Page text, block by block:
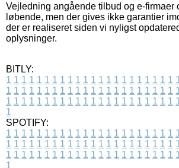
Vejledning angående tilbud og e-firmaer
løbende, men der gives ikke garantier
der er realiseret siden vi nyligst
oplysninger.
BITLY:
1 1 1 1 1 1 1 1 1 1 1 1 1 1 1 1 1 1 1 1 1 1
1 1 1 1 1 1 1 1 1 1 1 1 1 1 1 1 1 1 1 1 1 1
1 1 1 1 1 1 1 1 1 1 1 1 1 1 1 1 1 1 1 1 1 1
1
SPOTIFY:
1 1 1 1 1 1 1 1 1 1 1 1 1 1 1 1 1 1 1 1 1 1
1 1 1 1 1 1 1 1 1 1 1 1 1 1 1 1 1 1 1 1 1 1
1 1 1 1 1 1 1 1 1 1 1 1 1 1 1 1 1 1 1 1 1 1
1